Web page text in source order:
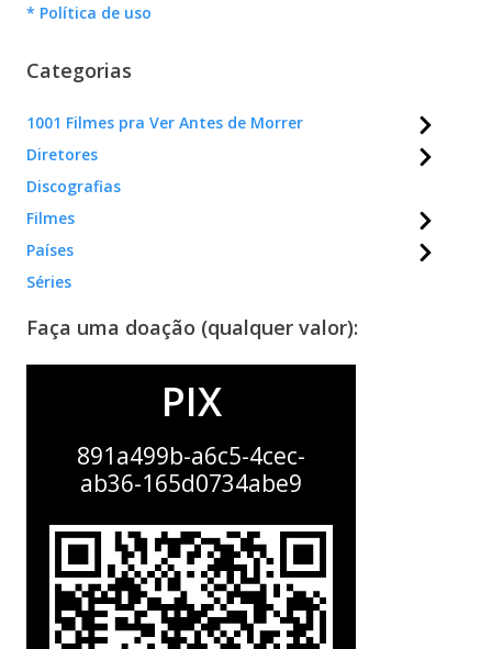
* Política de uso
Categorias
1001 Filmes pra Ver Antes de Morrer
Diretores
Discografias
Filmes
Países
Séries
Faça uma doação (qualquer valor):
PIX
891a499b-a6c5-4cec-
ab36-165d0734abe9